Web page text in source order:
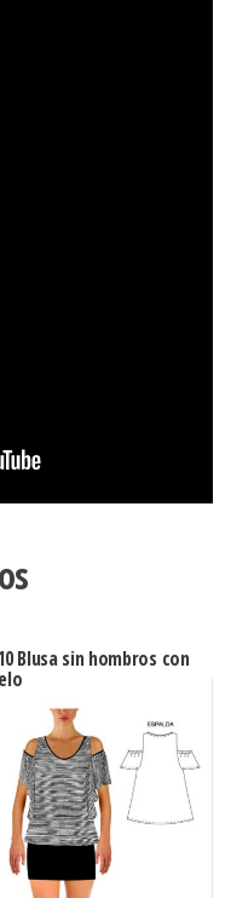
Blusa sin hombros con